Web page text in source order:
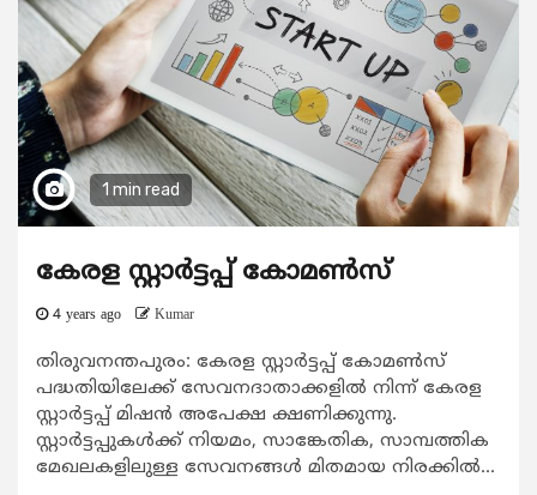
1 min read
കേരള സ്റ്റാര്‍ട്ടപ്പ് കോമണ്‍സ്
4 years ago Kumar
തിരുവനന്തപുരം: കേരള സ്റ്റാര്‍ട്ടപ്പ് കോമണ്‍സ്
പദ്ധതിയിലേക്ക് സേവനദാതാക്കളില്‍ നിന്ന് കേരള
സ്റ്റാര്‍ട്ടപ്പ് മിഷന്‍ അപേക്ഷ ക്ഷണിക്കുന്നു.
സ്റ്റാര്‍ട്ടപ്പുകള്‍ക്ക് നിയമം, സാങ്കേതിക, സാമ്പത്തിക
മേഖലകളിലുള്ള സേവനങ്ങള്‍ മിതമായ നിരക്കില്‍...